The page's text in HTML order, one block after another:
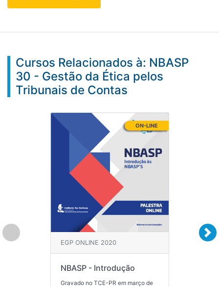
Cursos Relacionados à: NBASP
30 - Gestão da Ética pelos
Tribunais de Contas
ON-LINE
EGP ONLINE 2020
NBASP - Introdução
Gravado no TCE-PR em março de